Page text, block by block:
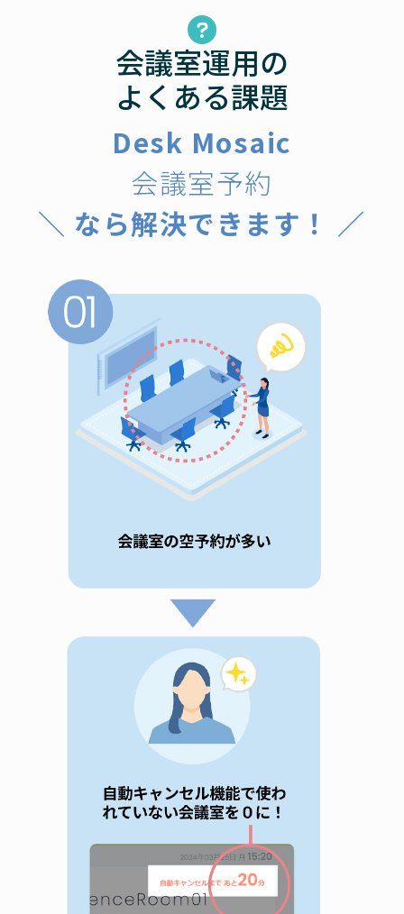
会議室運用の
よくある課題
Desk Mosaic
会議室予約
＼ なら解決できます！ ／